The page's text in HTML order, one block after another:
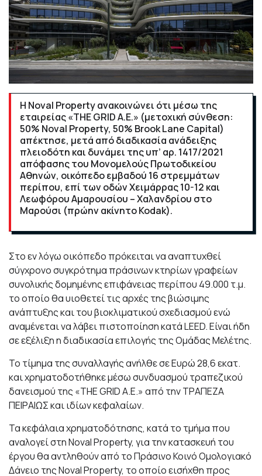
Η Noval Property ανακοινώνει ότι μέσω της
εταιρείας «THE GRID Α.Ε.» (μετοχική σύνθεση:
50% Noval Property, 50% Brook Lane Capital)
απέκτησε, μετά από διαδικασία ανάδειξης
πλειοδότη και δυνάμει της υπ’ αρ. 1417/2021
απόφασης του Μονομελούς Πρωτοδικείου
Αθηνών, οικόπεδο εμβαδού 16 στρεμμάτων
περίπου, επί των οδών Χειμάρρας 10-12 και
Λεωφόρου Αμαρουσίου – Χαλανδρίου στο
Μαρούσι (πρώην ακίνητο Kodak).
Στο εν λόγω οικόπεδο πρόκειται να αναπτυχθεί
σύγχρονο συγκρότημα πράσινων κτηρίων γραφείων
συνολικής δομημένης επιφάνειας περίπου 49.000 τ.μ.
το οποίο θα υιοθετεί τις αρχές της βιώσιμης
ανάπτυξης και του βιοκλιματικού σχεδιασμού ενώ
αναμένεται να λάβει πιστοποίηση κατά LEED. Είναι ήδη
σε εξέλιξη η διαδικασία επιλογής της Ομάδας Μελέτης.
Το τίμημα της συναλλαγής ανήλθε σε Ευρώ 28,6 εκατ.
και χρηματοδοτήθηκε μέσω συνδυασμού τραπεζικού
δανεισμού της «THE GRID Α.Ε.» από την ΤΡΑΠΕΖΑ
ΠΕΙΡΑΙΩΣ και ιδίων κεφαλαίων.
Τα κεφάλαια χρηματοδότησης, κατά το τμήμα που
αναλογεί στη Noval Property, για την κατασκευή του
έργου θα αντληθούν από το Πράσινο Κοινό Ομολογιακό
Δάνειο της Noval Property, το οποίο εισήχθη προς